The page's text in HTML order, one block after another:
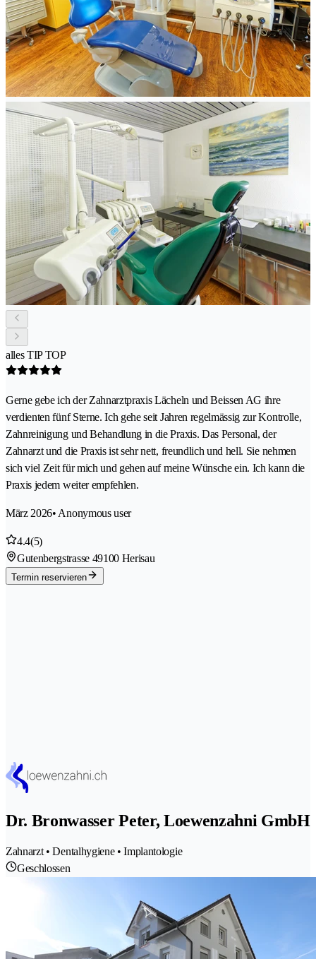
alles TIP TOP
Gerne gebe ich der Zahnarztpraxis Lächeln und Beissen AG ihre
verdienten fünf Sterne. Ich gehe seit Jahren regelmässig zur Kontrolle,
Zahnreinigung und Behandlung in die Praxis. Das Personal, der
Zahnarzt und die Praxis ist sehr nett, freundlich und hell. Sie nehmen
sich viel Zeit für mich und gehen auf meine Wünsche ein. Ich kann die
Praxis jedem weiter empfehlen.
März 2026• Anonymous user
4.4(5)
Gutenbergstrasse 49100 Herisau
Termin reservieren
Dr. Bronwasser Peter, Loewenzahni GmbH
Zahnarzt • Dentalhygiene • Implantologie
Geschlossen